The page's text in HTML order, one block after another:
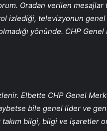
Oradan verilen mesajlar
izlediği, televizyonun
yönünde. CHP
Elbette CHP Genel
bile genel lider ve
bilgi, bilgi ve işaretler